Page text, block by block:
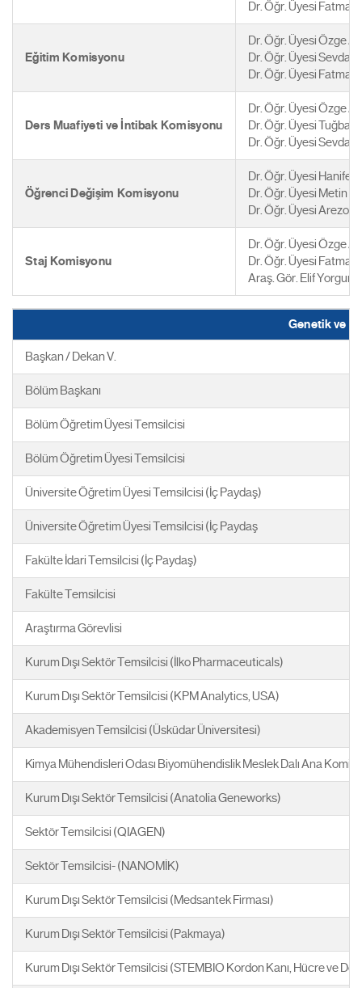
Dr. Öğr. Üyesi Fatma
Eğitim Komisyonu
Dr. Öğr. Üyesi Özge
Dr. Öğr. Üyesi Sevda
Dr. Öğr. Üyesi Fatma
Ders Muafiyeti ve İntibak Komisyonu
Dr. Öğr. Üyesi Özge
Dr. Öğr. Üyesi Tuğba
Dr. Öğr. Üyesi Sevda
Öğrenci Değişim Komisyonu
Dr. Öğr. Üyesi Hanife
Dr. Öğr. Üyesi Metin
Dr. Öğr. Üyesi Arezoo
Staj Komisyonu
Dr. Öğr. Üyesi Özge
Dr. Öğr. Üyesi Fatma
Araş. Gör. Elif Yorgun
Genetik ve
Başkan / Dekan V.
Bölüm Başkanı
Bölüm Öğretim Üyesi Temsilcisi
Bölüm Öğretim Üyesi Temsilcisi
Üniversite Öğretim Üyesi Temsilcisi (İç Paydaş)
Üniversite Öğretim Üyesi Temsilcisi (İç Paydaş
Fakülte İdari Temsilcisi (İç Paydaş)
Fakülte Temsilcisi
Araştırma Görevlisi
Kurum Dışı Sektör Temsilcisi (İlko Pharmaceuticals)
Kurum Dışı Sektör Temsilcisi (KPM Analytics, USA)
Akademisyen Temsilcisi (Üsküdar Üniversitesi)
Kimya Mühendisleri Odası Biyomühendislik Meslek Dalı Ana
Kurum Dışı Sektör Temsilcisi (Anatolia Geneworks)
Sektör Temsilcisi (QIAGEN)
Sektör Temsilcisi- (NANOMİK)
Kurum Dışı Sektör Temsilcisi (Medsantek Firması)
Kurum Dışı Sektör Temsilcisi (Pakmaya)
Kurum Dışı Sektör Temsilcisi (STEMBIO Kordon Kanı, Hücre ve